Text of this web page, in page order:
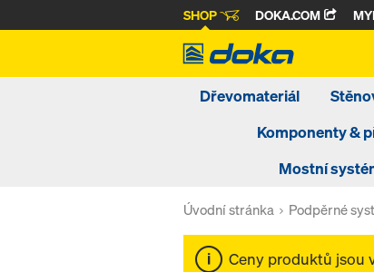
SHOP DOKA.COM
Dřevomateriál
Komponenty &
Mostní
Úvodní stránka Podpěrné
Ceny produktů jsou